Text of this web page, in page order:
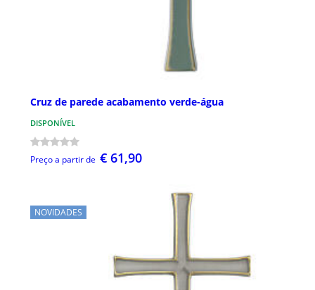
Cruz de parede acabamento verde-água
DISPONÍVEL
Preço a partir de € 61,90
NOVIDADES